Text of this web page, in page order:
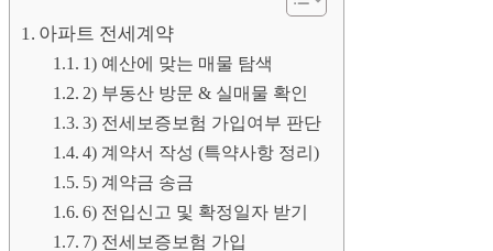
아파트 전세계약
1) 예산에 맞는 매물 탐색
2) 부동산 방문 & 실매물 확인
3) 전세보증보험 가입여부 판단
4) 계약서 작성 (특약사항 정리)
5) 계약금 송금
6) 전입신고 및 확정일자 받기
7) 전세보증보험 가입